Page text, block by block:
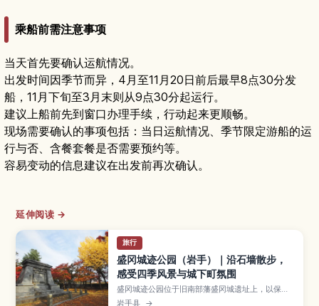
乘船前需注意事项
当天首先要确认运航情况。
出发时间因季节而异，4月至11月20日前后最早8点30分发
船，11月下旬至3月末则从9点30分起运行。
建议上船前先到窗口办理手续，行动起来更顺畅。
现场需要确认的事项包括：当日运航情况、季节限定游船的运
行与否、含餐套餐是否需要预约等。
容易变动的信息建议在出发前再次确认。
延伸阅读 →
旅行
盛冈城迹公园（岩手）｜沿石墙散步，
感受四季风景与城下町氛围
盛冈城迹公园位于旧南部藩盛冈城遗址上，以保存
完好的石墙、樱花与红叶景色而成为市民休憩的热
岩手县 →